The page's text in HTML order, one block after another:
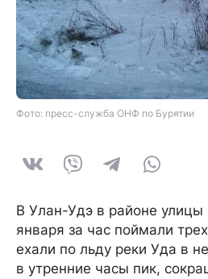
Фото: пресс-служба ОНФ по Бурятии
В Улан-Удэ в районе
января за час поймали
ехали по льду реки Уда в
в утренние часы пик,